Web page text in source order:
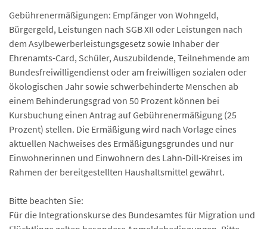
Gebührenermäßigungen: Empfänger von Wohngeld,
Bürgergeld, Leistungen nach SGB XII oder Leistungen nach
dem Asylbewerberleistungsgesetz sowie Inhaber der
Ehrenamts-Card, Schüler, Auszubildende, Teilnehmende am
Bundesfreiwilligendienst oder am freiwilligen sozialen oder
ökologischen Jahr sowie schwerbehinderte Menschen ab
einem Behinderungsgrad von 50 Prozent können bei
Kursbuchung einen Antrag auf Gebührenermäßigung (25
Prozent) stellen. Die Ermäßigung wird nach Vorlage eines
aktuellen Nachweises des Ermäßigungsgrundes und nur
Einwohnerinnen und Einwohnern des Lahn-Dill-Kreises im
Rahmen der bereitgestellten Haushaltsmittel gewährt.
Bitte beachten Sie:
Für die Integrationskurse des Bundesamtes für Migration und